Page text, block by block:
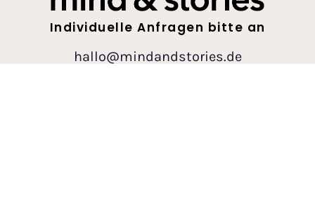
Individuelle Anfragen bitte an
hallo@mindandstories.de